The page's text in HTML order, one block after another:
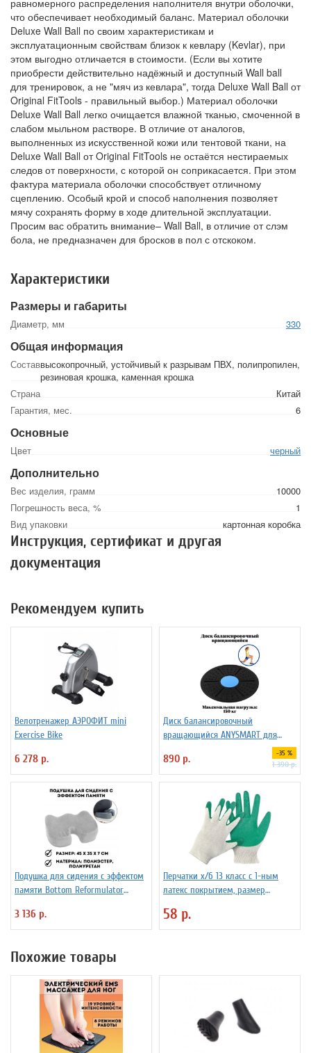
равномерного распределения наполнителя внутри оболочки,
что обеспечивает необходимый баланс. Материал оболочки
Deluxe Wall Ball по своим характеристикам и
эксплуатационным свойствам близок к кевлару (Kevlar), при
этом выгодно отличается в стоимости. (Если вы хотите
приобрести действительно надёжный и доступный Wall ball
для тренировок, а не "мяч из кевлара", тогда Deluxe Wall Ball от
Original FitTools - правильный выбор.) Материал оболочки
Deluxe Wall Ball легко очищается влажной тканью, смоченной в
слабом мыльном растворе. В отличие от аналогов,
выполненных из искусственной кожи или тентовой ткани, на
Deluxe Wall Ball от Original FitTools не остаётся нестираемых
следов от поверхности, с которой он соприкасается. При этом
фактура материала оболочки способствует отличному
сцеплению. Особый крой и способ наполнения позволяет
мячу сохранять форму в ходе длительной эксплуатации.
Просим вас обратить внимание– Wall Ball, в отличие от слэм
бола, не предназначен для бросков в пол с отскоком.
Характеристики
Размеры и габариты
Диаметр, мм 330
Общая информация
Составвысокопрочный, устойчивый к разрывам ПВХ, полипропилен,
резиновая крошка, каменная крошка
Страна
Китай
Гарантия, мес.
6
Основные
Цвет черный
Дополнительно
Вес изделия, грамм
10000
Погрешность веса, %
1
Вид упаковки
картонная коробка
Инструкция, сертификат и другая
документация
Рекомендуем купить
Велотренажер АЭРОФИТ mini
Exercise Bike
6 278 р.
Диск балансировочный
вращающийся ANYSMART для
890 р. -35 %
1 390 р.
Подушка для сидения с эффектом
памяти Bottom Reformulator
3 136 р.
Перчатки х/б 13 класс с 1-ным
латекс покрытием, размер
58 р.
Похожие товары